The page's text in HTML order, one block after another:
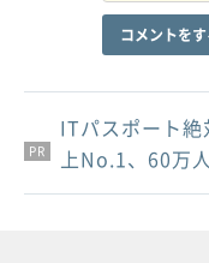
コメントを
PR
PR
PR
ITパスポート
上No.1、60万